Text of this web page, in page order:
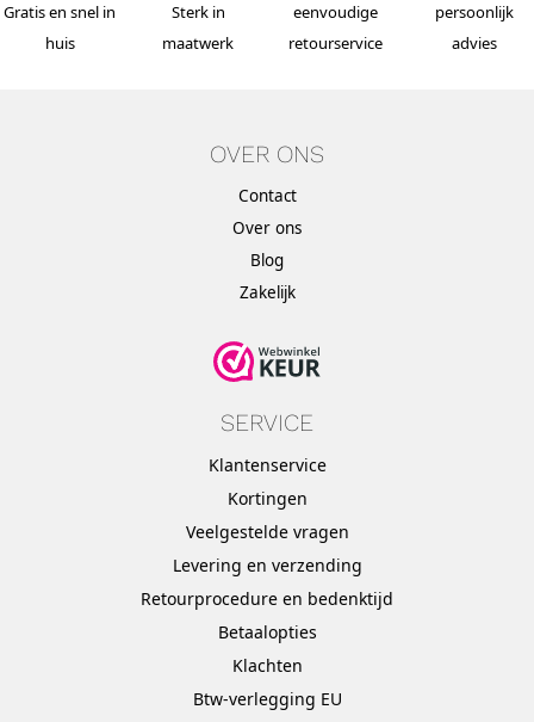
Gratis en snel in
huis
Sterk in
maatwerk
eenvoudige
retourservice
persoonlijk
advies
OVER ONS
Contact
Over ons
Blog
Zakelijk
SERVICE
Klantenservice
Kortingen
Veelgestelde vragen
Levering en verzending
Retourprocedure en bedenktijd
Betaalopties
Klachten
Btw-verlegging EU